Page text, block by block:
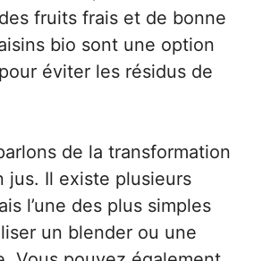
fruits frais et de bonne
bio sont une option
éviter les résidus de
de la transformation
jus. Il existe plusieurs
l’une des plus simples
un blender ou une